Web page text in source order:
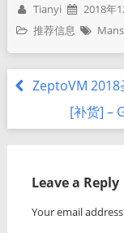
Tianyi 2018年
推荐信息
ZeptoVM 2018
[补货] –
Leave a Reply
Your email